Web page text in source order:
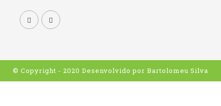
© Copyright - 2020 Desenvolvido por Bartolomeu Silva